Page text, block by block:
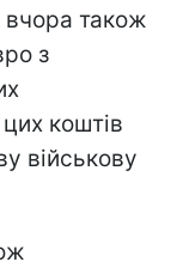
вчора також
з
коштів
військову